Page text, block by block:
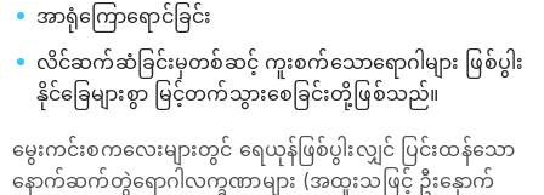
အာရုံကြောရောင်ခြင်း
လိင်ဆက်ဆံခြင်းမှတစ်ဆင့် ကူးစက်သောရောဂါများ ဖြစ်ပွါး
နိုင်ခြေများစွာ မြင့်တက်သွားစေခြင်းတို့ဖြစ်သည်။
မွေးကင်းစကလေးများတွင် ရေယုန်ဖြစ်ပွါးလျှင် ပြင်းထန်သော
နောက်ဆက်တွဲရောဂါလက္ခဏာများ (အထူးသဖြင့် ဦးနှောက်